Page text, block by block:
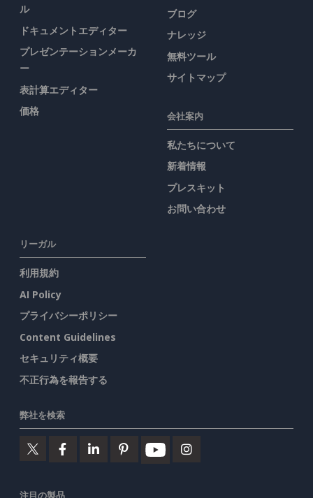
ル
ドキュメントエディター
プレゼンテーションメーカ
ー
表計算エディター
価格
ブログ
ナレッジ
無料ツール
サイトマップ
会社案内
私たちについて
新着情報
プレスキット
お問い合わせ
リーガル
利用規約
AI Policy
プライバシーポリシー
Content Guidelines
セキュリティ概要
不正行為を報告する
弊社を検索
注目の製品